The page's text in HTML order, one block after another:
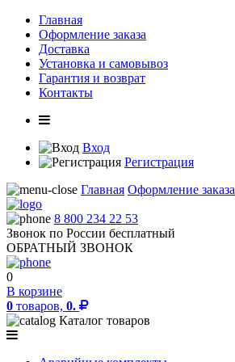
Главная
Оформление заказа
Доставка
Установка и самовывоз
Гарантия и возврат
Контакты
Вход
Регистрация
Главная Оформление заказа
8 800 234 22 53
Звонок по России бесплатный
ОБРАТНЫЙ ЗВОНОК
0
В корзине
0 товаров, 0.
Каталог товаров